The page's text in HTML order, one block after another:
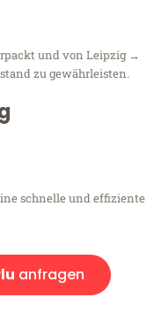
und von Leipzig →
zu gewährleisten.
schnelle und effiziente
anfragen